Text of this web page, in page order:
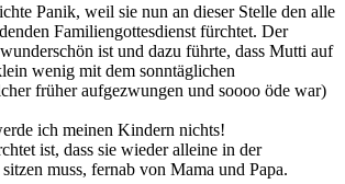
Panik, weil sie nun an dieser Stelle den alle
Familiengottesdienst fürchtet. Der
ist und dazu führte, dass Mutti auf
wenig mit dem sonntäglichen
früher aufgezwungen und soooo öde war)
ich meinen Kindern nichts!
ist, dass sie wieder alleine in der
muss, fernab von Mama und Papa.